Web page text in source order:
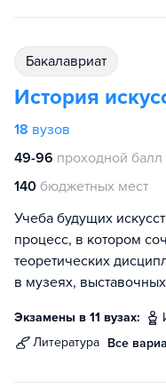
бакалавриат
История
18 вузов
49-96 проходной балл
140 бюджетных мест
Учеба будущих
процесс, в котором
теоретических
в музеях,
Экзамены в 11 вузах:
литература Все